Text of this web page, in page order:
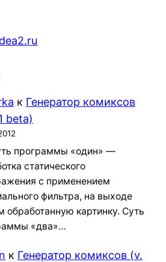
к Генератор комиксов
beta)
программы «один» —
статического
с применением
фильтра, на выходе
обработанную картинку. Суть
«два»…
к Генератор комиксов (v.